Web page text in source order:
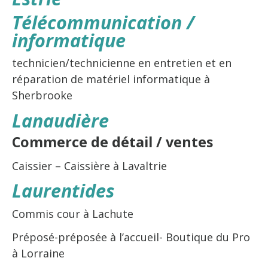
Télécommunication /
informatique
technicien/technicienne en entretien et en
réparation de matériel informatique à
Sherbrooke
Lanaudière
Commerce de détail / ventes
Caissier – Caissière à Lavaltrie
Laurentides
Commis cour à Lachute
Préposé-préposée à l’accueil- Boutique du Pro
à Lorraine